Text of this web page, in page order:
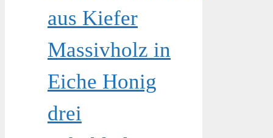
aus Kiefer
Massivholz in
Eiche Honig
drei